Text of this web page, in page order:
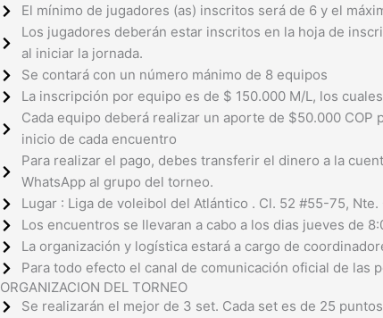
El mínimo de jugadores (as) inscritos será de 6 y el
Los jugadores deberán estar inscritos en la hoja de
al iniciar la jornada.
Se contará con un número mánimo de 8 equipos
La inscripción por equipo es de $ 150.000 M/L, los
Cada equipo deberá realizar un aporte de $50.000
inicio de cada encuentro
Para realizar el pago, debes transferir el dinero a la
WhatsApp al grupo del torneo.
Lugar : Liga de voleibol del Atlántico . Cl. 52 #55-75,
Los encuentros se llevaran a cabo a los dias jueves de
La organización y logística estará a cargo de
Para todo efecto el canal de comunicación oficial de las
ORGANIZACION DEL TORNEO
Se realizarán el mejor de 3 set. Cada set es de 25